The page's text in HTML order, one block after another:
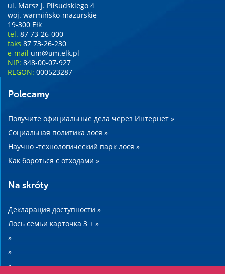
ul. Marsz J. Piłsudskiego 4
woj. warmińsko-mazurskie
19-300 Ełk
tel. 87 73-26-000
faks 87 73-26-230
e-mail um@um.elk.pl
NIP: 848-00-07-927
REGON: 000523287
Polecamy
Получите официальные дела через Интернет »
Социальная политика лося »
Научно -технологический парк лося »
Как бороться с отходами »
Na skróty
Декларация доступности »
Лось семьи карточка 3 + »
»
»
»